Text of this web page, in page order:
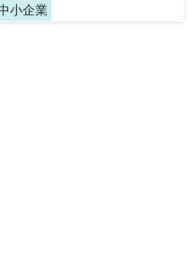
小企業